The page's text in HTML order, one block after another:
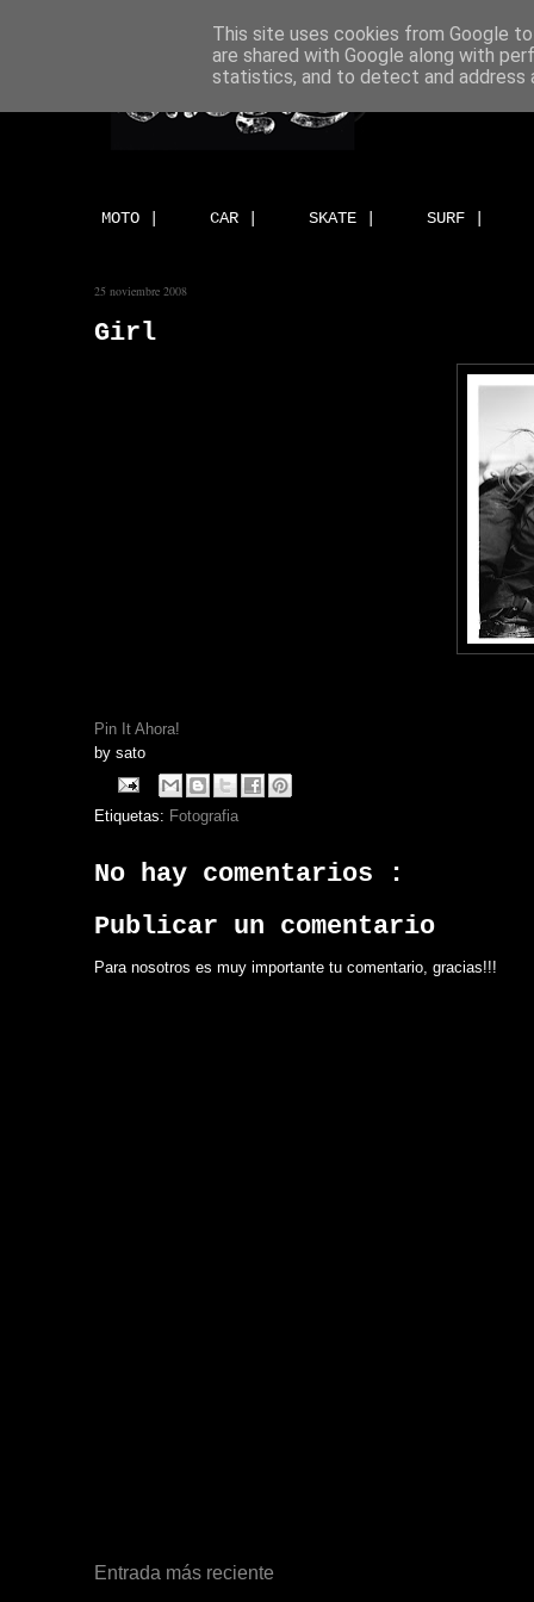
MOTO | CAR | SKATE | SURF |
25 noviembre 2008
Girl
Pin It Ahora!
by sato
Etiquetas: Fotografia
No hay comentarios :
Publicar un comentario
Para nosotros es muy importante tu comentario, gracias!!!
Entrada más reciente
This site uses cookies from Google
are shared with Google along with
statistics, and to detect and address